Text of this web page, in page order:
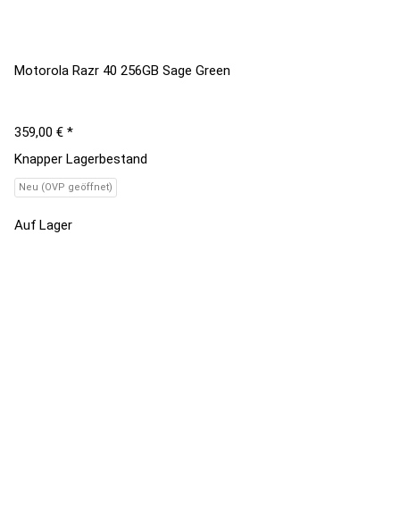
Motorola Razr 40 256GB Sage Green
359,00 € *
Knapper Lagerbestand
Neu (OVP geöffnet)
Auf Lager